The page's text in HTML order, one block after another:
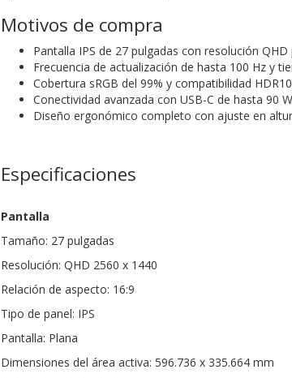
Motivos de compra
Pantalla IPS de 27 pulgadas con resolución
Frecuencia de actualización de hasta 100 Hz y
Cobertura sRGB del 99% y compatibilidad
Conectividad avanzada con USB-C de hasta 90
Diseño ergonómico completo con ajuste en
Especificaciones
Pantalla
Tamaño: 27 pulgadas
Resolución: QHD 2560 x 1440
Relación de aspecto: 16:9
Tipo de panel: IPS
Pantalla: Plana
Dimensiones del área activa: 596.736 x 335.664 mm